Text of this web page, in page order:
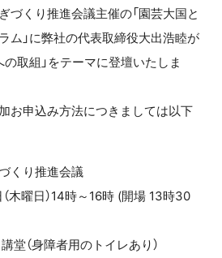
づくり推進会議主催の「園芸大国と
ム」に弊社の代表取締役大出浩睦が
の取組」をテーマに登壇いたしま
お申込み方法につきましては以下
くり推進会議
木曜日）14時～16時 (開場 13時30
堂（身障者用のトイレあり）